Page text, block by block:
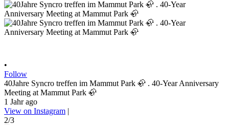
•
Follow
40Jahre Syncro treffen im Mammut Park 🦣 . 40-Year Anniversary
Meeting at Mammut Park 🦣
1 Jahr ago
View on Instagram |
2/3